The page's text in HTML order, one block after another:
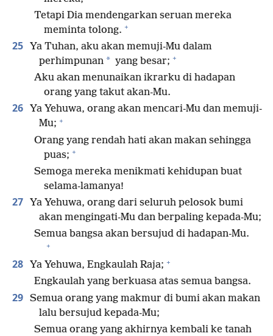
Tetapi Dia mendengarkan seruan mereka
meminta tolong. +
25 Ya Tuhan, aku akan memuji-Mu dalam
perhimpunan * yang besar; +
Aku akan menunaikan ikrarku di hadapan
orang yang takut akan-Mu.
26
Ya Yehuwa, orang akan mencari-Mu dan memuji-
Mu; +
Orang yang rendah hati akan makan sehingga
puas; +
Semoga mereka menikmati kehidupan buat
selama-lamanya!
27 Ya Yehuwa, orang dari seluruh pelosok bumi
akan mengingati-Mu dan berpaling kepada-Mu;
Semua bangsa akan bersujud di hadapan-Mu.
+
28 Ya Yehuwa, Engkaulah Raja; +
Engkaulah yang berkuasa atas semua bangsa.
29 Semua orang yang makmur di bumi akan makan
lalu bersujud kepada-Mu;
Semua orang yang akhirnya kembali ke tanah